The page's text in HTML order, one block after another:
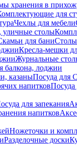
хранения в
для
Чехлы для мебели
уличные столы
для баниСтолы
Кресла-мешки
Журнальные
балкона, лоджии
казаныПосуда для
напитковПосуда
для запекания
напитков
Ножеточки и
Разделочные доски